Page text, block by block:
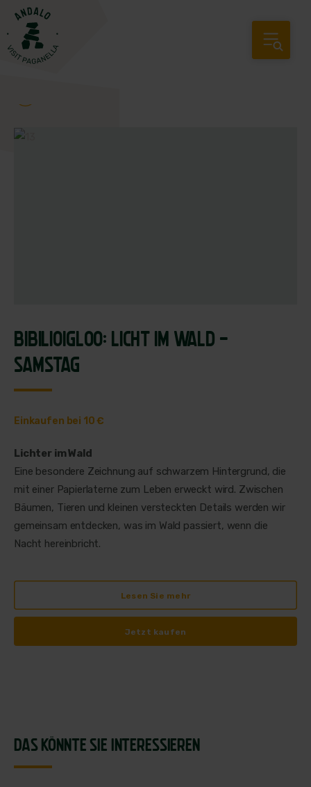
BIBILIOIGLOO: LICHT IM WALD -
SAMSTAG
Einkaufen bei 10 €
Lichter im Wald
Eine besondere Zeichnung auf schwarzem Hintergrund, die
mit einer Papierlaterne zum Leben erweckt wird. Zwischen
Bäumen, Tieren und kleinen versteckten Details werden wir
gemeinsam entdecken, was im Wald passiert, wenn die
Nacht hereinbricht.
Lesen Sie mehr
Jetzt kaufen
DAS KÖNNTE SIE INTERESSIEREN